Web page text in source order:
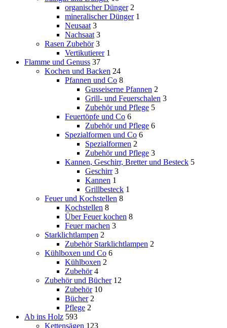
organischer Dünger 2
mineralischer Dünger 1
Neusaat 3
Nachsaat 3
Rasen Zubehör 3
Vertikutierer 1
Flamme und Genuss 37
Kochen und Backen 24
Pfannen und Co 8
Gusseiserne Pfannen 2
Grill- und Feuerschalen 3
Zubehör und Pflege 5
Feuertöpfe und Co 6
Zubehör und Pflege 6
Spezialformen und Co 6
Spezialformen 2
Zubehör und Pflege 3
Kannen, Geschirr, Bretter und Besteck 5
Geschirr 3
Kannen 1
Grillbesteck 1
Feuer und Kochstellen 8
Kochstellen 8
Über Feuer kochen 8
Feuer machen 3
Starklichtlampen 2
Zubehör Starklichtlampen 2
Kühlboxen und Co 6
Kühlboxen 2
Zubehör 4
Zubehör und Bücher 12
Zubehör 10
Bücher 2
Pflege 2
Ab ins Holz 593
Kettensägen 123